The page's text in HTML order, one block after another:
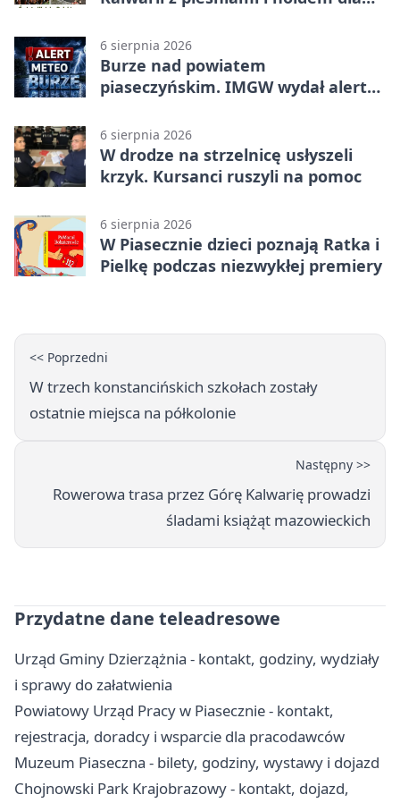
6 sierpnia 2026
Burze nad powiatem
piaseczyńskim. IMGW wydał alert
6 sierpnia 2026
W drodze na strzelnicę usłyszeli
krzyk. Kursanci ruszyli na pomoc
6 sierpnia 2026
W Piasecznie dzieci poznają Ratka i
Pielkę podczas niezwykłej premiery
<< Poprzedni
W trzech konstancińskich szkołach zostały
ostatnie miejsca na półkolonie
Następny >>
Rowerowa trasa przez Górę Kalwarię prowadzi
śladami książąt mazowieckich
Przydatne dane teleadresowe
Urząd Gminy Dzierzążnia - kontakt, godziny, wydziały
i sprawy do załatwienia
Powiatowy Urząd Pracy w Piasecznie - kontakt,
rejestracja, doradcy i wsparcie dla pracodawców
Muzeum Piaseczna - bilety, godziny, wystawy i dojazd
Chojnowski Park Krajobrazowy - kontakt, dojazd,